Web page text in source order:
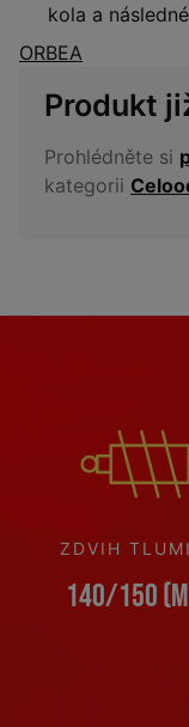
kola a
ORBEA
Produkt
Prohlédněte si
kategorii
ZDVIH
140/150